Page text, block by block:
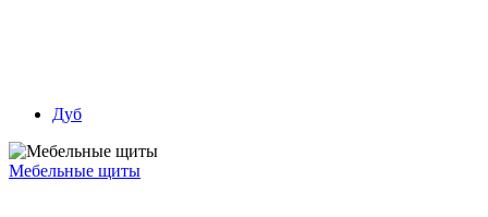
Дуб
Мебельные щиты